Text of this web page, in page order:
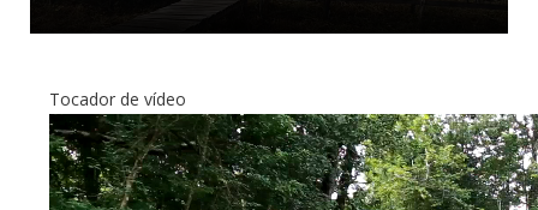
Tocador de vídeo